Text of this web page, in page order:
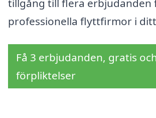
tillgång till flera erbjudanden
professionella flyttfirmor i
Få 3 erbjudanden, gratis
förpliktelser